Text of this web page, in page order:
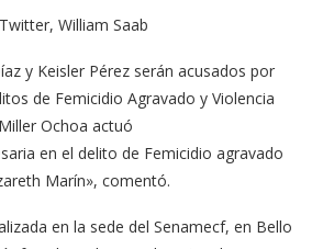
William Saab
y Keisler Pérez serán acusados por
de Femicidio Agravado y Violencia
Ochoa actuó
en el delito de Femicidio agravado
Marín», comentó.
en la sede del Senamecf, en Bello